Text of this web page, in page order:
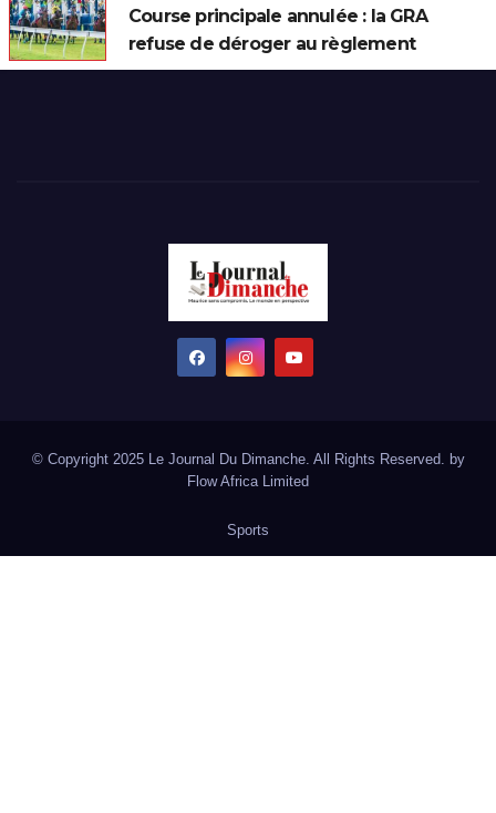
Course principale annulée : la GRA
refuse de déroger au règlement
© Copyright 2025 Le Journal Du Dimanche. All Rights Reserved. by
Flow Africa Limited
Sports